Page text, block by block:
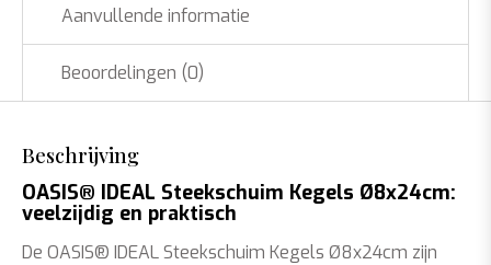
Aanvullende informatie
Beoordelingen (0)
Beschrijving
OASIS® IDEAL Steekschuim Kegels Ø8x24cm:
veelzijdig en praktisch
De OASIS® IDEAL Steekschuim Kegels Ø8x24cm zijn